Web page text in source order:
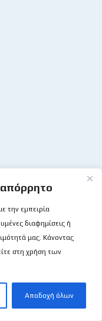
απόρρητο
την εμπειρία
διαφημίσεις ή
μας. Κάνοντας
στη χρήση των
Αποδοχή όλων